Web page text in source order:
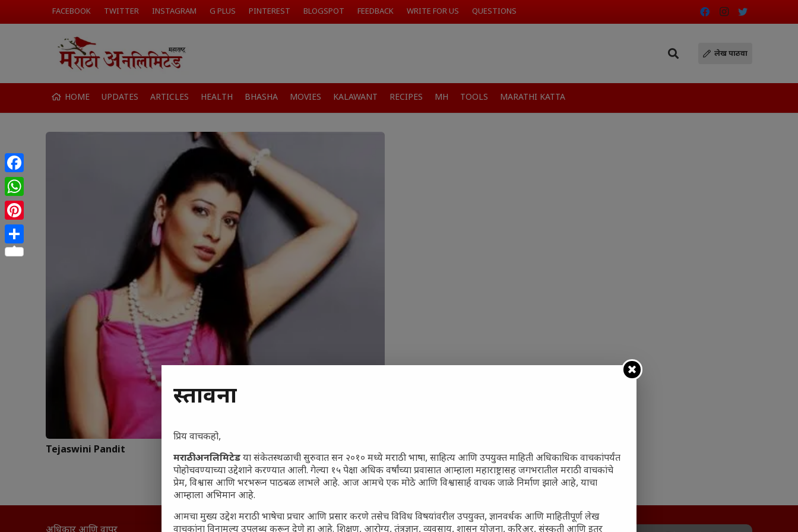
FACEBOOK TWITTER INSTAGRAM G PLUS PINTEREST BLOGSPOT FEEDBACK WRITE FOR US QUESTIONS
लेख पाठवा
HOME UPDATES ARTICLES HEALTH BHASHA MOVIES KALAWANT RECIPES MH TOOLS MARATHI KATTA
Tejaswini Pandit
Facebook
WhatsApp
Pinterest
Share
प्रस्तावना
प्रिय वाचकहो,
मराठी अनलिमिटेडया संकेतस्थळाची सुरुवात सन २०१० मध्ये मराठी भाषा, साहित्य आणि उपयुक्त माहिती अधिकाधिक वाचकांपर्यंत
पोहोचवण्याच्या उद्देशाने करण्यात आली. गेल्या १५ पेक्षा अधिक वर्षांच्या प्रवासात आम्हाला महाराष्ट्रासह जगभरातील मराठी वाचकांचे
प्रेम, विश्वास आणि भरभरून पाठबळ लाभले आहे. आज आमचे एक मोठे आणि विश्वासार्ह वाचक जाळे निर्माण झाले आहे, याचा
आम्हाला अभिमान आहे.
आमचा मुख्य उद्देश मराठी भाषेचा प्रचार आणि प्रसार करणे तसेच विविध विषयांवरील उपयुक्त, ज्ञानवर्धक आणि माहितीपूर्ण लेख